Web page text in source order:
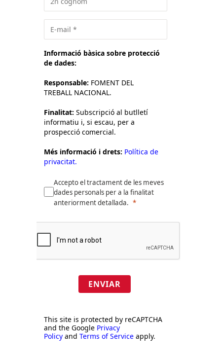
Informació bàsica sobre protecció
de dades:
Responsable: FOMENT DEL
TREBALL NACIONAL.
Finalitat: Subscripció al butlletí
informatiu i, si escau, per a
prospecció comercial.
Més informació i drets: Política de
privacitat.
Accepto el tractament de les meves
dades personals per a la finalitat
anteriorment detallada.
ENVIAR
This site is protected by reCAPTCHA
and the Google Privacy
Policy and Terms of Service apply.